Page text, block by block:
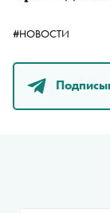
#НОВОСТИ